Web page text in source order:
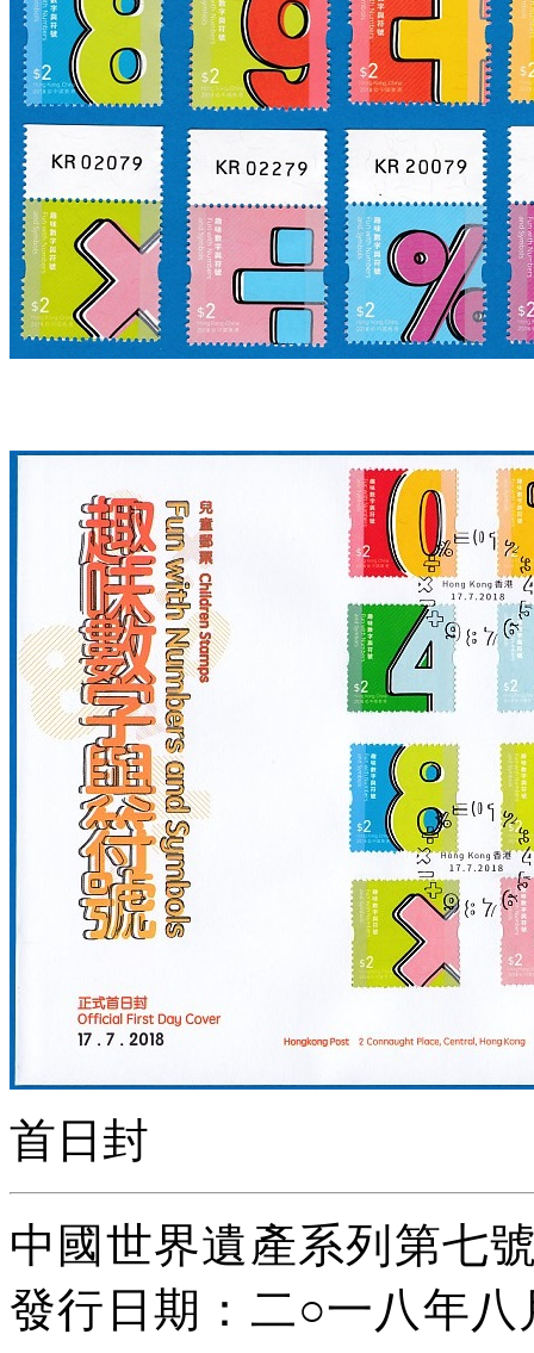
首日封
中國世界遺產系列第七
發行日期：二○一八年八